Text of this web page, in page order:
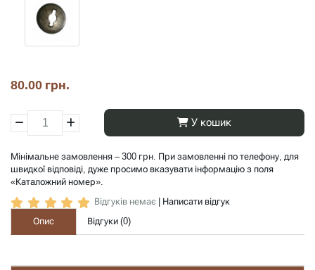
80.00 грн.
У кошик
Мінімальне замовлення – 300 грн. При замовленні по телефону, для
швидкої відповіді, дуже просимо вказувати інформацію з поля
«Каталожний номер».
Відгуків немає
Написати відгук
Опис
Відгуки (0)